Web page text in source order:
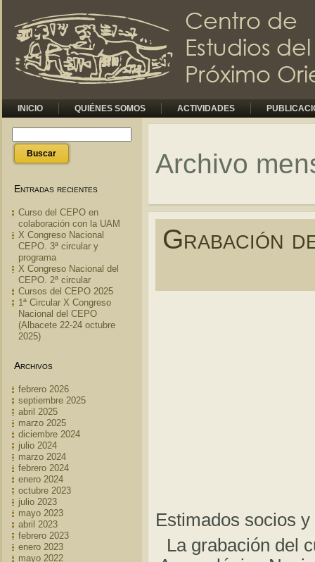
INICIO QUIÉNES SOMOS ACTIVIDADES
Entradas recientes
Curso del CEPO en
colaboración con la UAM
X Congreso Nacional
CEPO. 3ª circular y
programa
X Congreso Nacional del
CEPO. 2ª circular
Cursos del CEPO 2025
1ª Circular X Congreso
Nacional del CEPO
(Albacete 22-24 octubre
2025)
Archivos
febrero 2026
septiembre 2025
abril 2025
marzo 2025
diciembre 2024
julio 2024
marzo 2024
febrero 2024
enero 2024
octubre 2023
julio 2023
mayo 2023
abril 2023
febrero 2023
enero 2023
mayo 2022
Archivo
Grabación
Estimados socios
La grabación del